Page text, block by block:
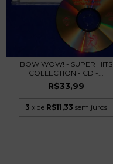
BOW WOW! - SUPER HITS
COLLECTION - CD -...
R$33,99
3 x de R$11,33 sem juros